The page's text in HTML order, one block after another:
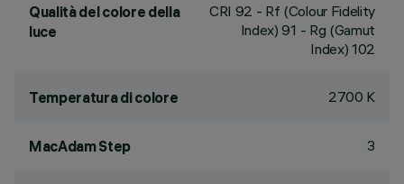
Qualità del colore della
luce
CRI 92 - Rf (Colour Fidelity
Index) 91 - Rg (Gamut
Index) 102
Temperatura di colore 2700 K
MacAdam Step 3